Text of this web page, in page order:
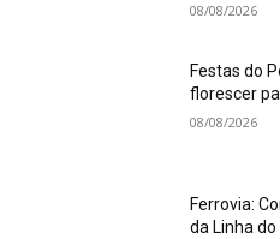
08/08/2026
Festas do
florescer
08/08/2026
Ferrovia:
da Linha